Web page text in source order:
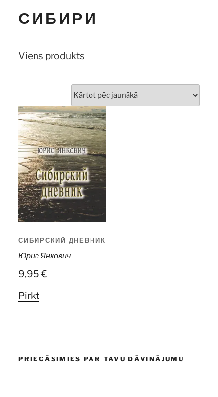
СИБИРИ
Viens produkts
СИБИРСКИЙ ДНЕВНИК
Юрис Янкович
9,95€
Pirkt
PRIECĀSIMIES PAR TAVU DĀVINĀJUMU